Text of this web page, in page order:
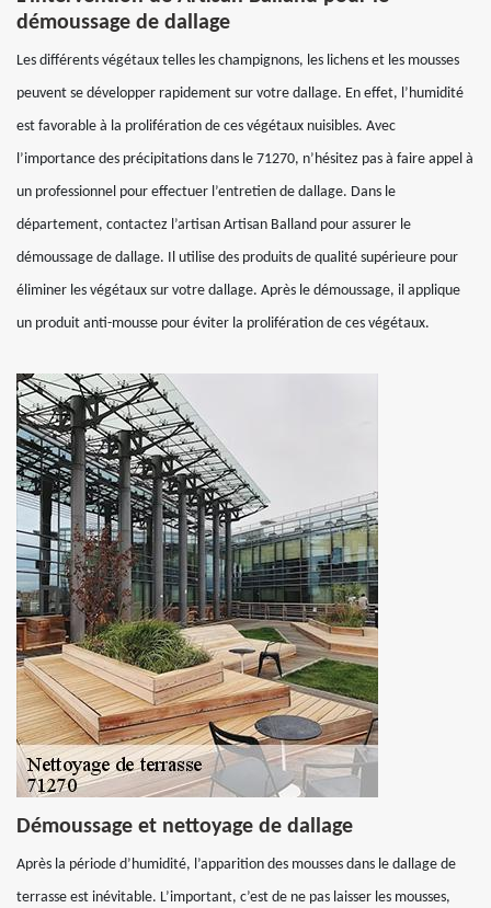
démoussage de dallage
Les différents végétaux telles les champignons, les lichens et les mousses
peuvent se développer rapidement sur votre dallage. En effet, l’humidité
est favorable à la prolifération de ces végétaux nuisibles. Avec
l’importance des précipitations dans le 71270, n’hésitez pas à faire appel à
un professionnel pour effectuer l’entretien de dallage. Dans le
département, contactez l’artisan Artisan Balland pour assurer le
démoussage de dallage. Il utilise des produits de qualité supérieure pour
éliminer les végétaux sur votre dallage. Après le démoussage, il applique
un produit anti-mousse pour éviter la prolifération de ces végétaux.
Démoussage et nettoyage de dallage
Après la période d’humidité, l’apparition des mousses dans le dallage de
terrasse est inévitable. L’important, c’est de ne pas laisser les mousses,